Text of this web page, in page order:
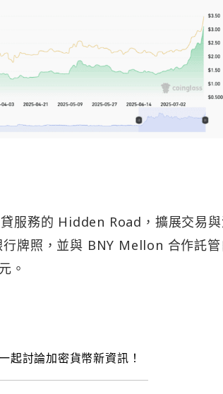
服務的 Hidden Road，擴展交易
牌照，並與 BNY Mellon 合作託管
。
起討論加密貨幣新資訊！